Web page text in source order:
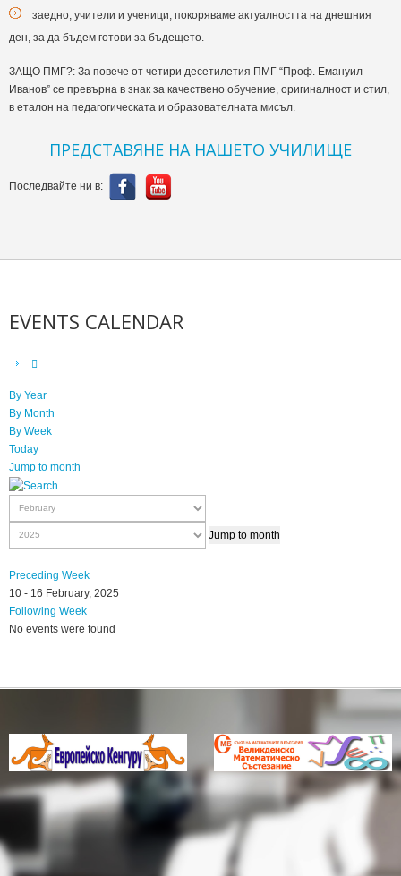
заедно, учители и ученици, покоряваме актуалността на днешния
ден, за да бъдем готови за бъдещето.
ЗАЩО ПМГ?: За повече от четири десетилетия ПМГ “Проф. Емануил
Иванов” се превърна в знак за качествено обучение, оригиналност и стил,
в еталон на педагогическата и образователната мисъл.
ПРЕДСТАВЯНЕ НА НАШЕТО УЧИЛИЩЕ
Последвайте ни в:
EVENTS CALENDAR
By Year
By Month
By Week
Today
Jump to month
Jump to month
Preceding Week
10 - 16 February, 2025
Following Week
No events were found